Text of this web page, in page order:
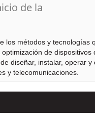
de la
los métodos y tecnologías
de dispositivos
diseñar, instalar, operar
y telecomunicaciones.